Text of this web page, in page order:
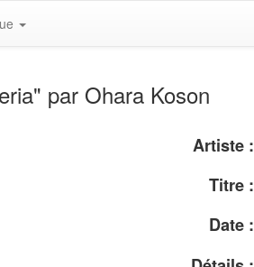
par Ohara Koson
Artiste :
Titre :
Date :